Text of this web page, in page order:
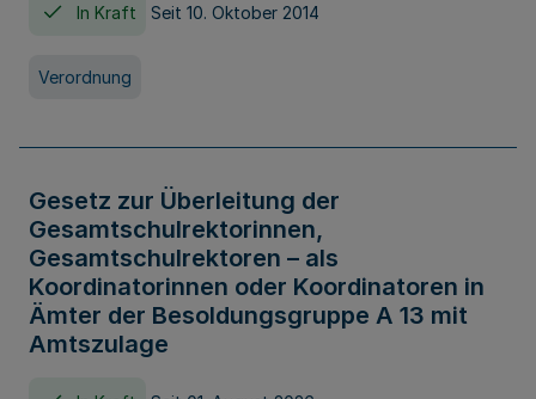
In Kraft Seit 10. Oktober 2014
Verordnung
Gesetz zur Überleitung der
Gesamtschulrektorinnen,
Gesamtschulrektoren – als
Koordinatorinnen oder Koordinatoren in
Ämter der Besoldungsgruppe A 13 mit
Amtszulage